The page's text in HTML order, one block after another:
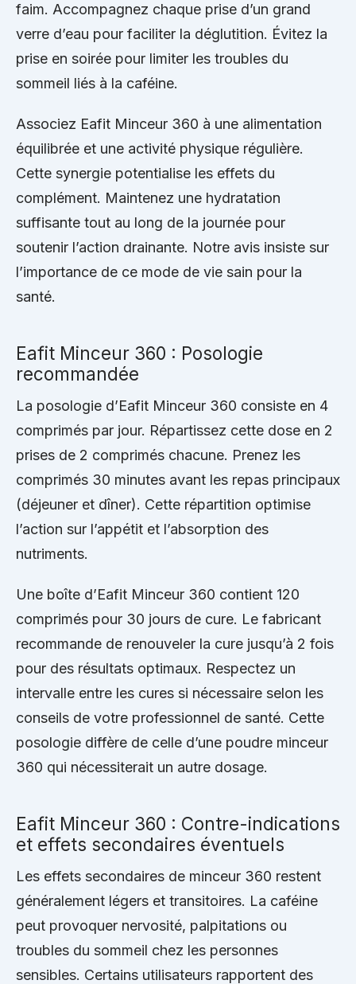
faim. Accompagnez chaque prise d’un grand
verre d’eau pour faciliter la déglutition. Évitez la
prise en soirée pour limiter les troubles du
sommeil liés à la caféine.
Associez Eafit Minceur 360 à une alimentation
équilibrée et une activité physique régulière.
Cette synergie potentialise les effets du
complément. Maintenez une hydratation
suffisante tout au long de la journée pour
soutenir l’action drainante. Notre avis insiste sur
l’importance de ce mode de vie sain pour la
santé.
Eafit Minceur 360 : Posologie
recommandée
La posologie d’Eafit Minceur 360 consiste en 4
comprimés par jour. Répartissez cette dose en 2
prises de 2 comprimés chacune. Prenez les
comprimés 30 minutes avant les repas principaux
(déjeuner et dîner). Cette répartition optimise
l’action sur l’appétit et l’absorption des
nutriments.
Une boîte d’Eafit Minceur 360 contient 120
comprimés pour 30 jours de cure. Le fabricant
recommande de renouveler la cure jusqu’à 2 fois
pour des résultats optimaux. Respectez un
intervalle entre les cures si nécessaire selon les
conseils de votre professionnel de santé. Cette
posologie diffère de celle d’une poudre minceur
360 qui nécessiterait un autre dosage.
Eafit Minceur 360 : Contre-indications
et effets secondaires éventuels
Les effets secondaires de minceur 360 restent
généralement légers et transitoires. La caféine
peut provoquer nervosité, palpitations ou
troubles du sommeil chez les personnes
sensibles. Certains utilisateurs rapportent des